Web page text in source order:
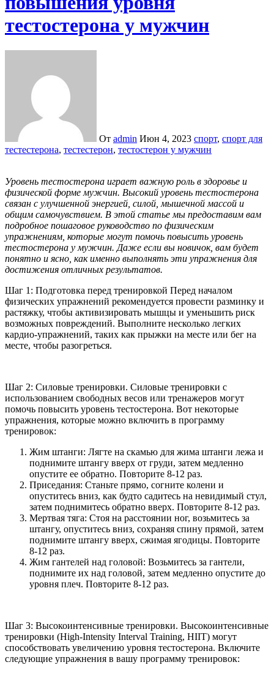
тестостерона у мужчин
От admin Июн 4, 2023 спорт, спорт для
тестестерона, тестестерон, тестостерон у мужчин
Уровень тестостерона играет важную роль в здоровье и
физической форме мужчин. Высокий уровень тестостерона
связан с улучшенной энергией, силой, мышечной массой и
общим самочувствием. В этой статье мы предоставим вам
подробное пошаговое руководство по физическим
упражнениям, которые могут помочь повысить уровень
тестостерона у мужчин. Даже если вы новичок, вам будет
понятно и ясно, как именно выполнять эти упражнения для
достижения отличных результатов.
Шаг 1: Подготовка перед тренировкой Перед началом
физических упражнений рекомендуется провести разминку и
растяжку, чтобы активизировать мышцы и уменьшить риск
возможных повреждений. Выполните несколько легких
кардио-упражнений, таких как прыжки на месте или бег на
месте, чтобы разогреться.
Шаг 2: Силовые тренировки. Силовые тренировки с
использованием свободных весов или тренажеров могут
помочь повысить уровень тестостерона. Вот некоторые
упражнения, которые можно включить в программу
тренировок:
Жим штанги: Лягте на скамью для жима штанги лежа и
поднимите штангу вверх от груди, затем медленно
опустите ее обратно. Повторите 8-12 раз.
Приседания: Станьте прямо, согните колени и
опуститесь вниз, как будто садитесь на невидимый стул,
затем поднимитесь обратно вверх. Повторите 8-12 раз.
Мертвая тяга: Стоя на расстоянии ног, возьмитесь за
штангу, опуститесь вниз, сохраняя спину прямой, затем
поднимите штангу вверх, сжимая ягодицы. Повторите
8-12 раз.
Жим гантелей над головой: Возьмитесь за гантели,
поднимите их над головой, затем медленно опустите до
уровня плеч. Повторите 8-12 раз.
Шаг 3: Высокоинтенсивные тренировки. Высокоинтенсивные
тренировки (High-Intensity Interval Training, HIIT) могут
способствовать увеличению уровня тестостерона. Включите
следующие упражнения в вашу программу тренировок: